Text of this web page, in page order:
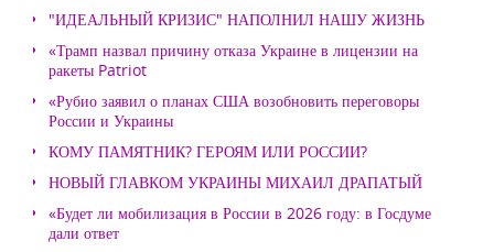
"ИДЕАЛЬНЫЙ КРИЗИС" НАПОЛНИЛ НАШУ ЖИЗНЬ
«Трамп назвал причину отказа Украине в лицензии на
ракеты Patriot
«Рубио заявил о планах США возобновить переговоры
России и Украины
КОМУ ПАМЯТНИК? ГЕРОЯМ ИЛИ РОССИИ?
НОВЫЙ ГЛАВКОМ УКРАИНЫ МИХАИЛ ДРАПАТЫЙ
«Будет ли мобилизация в России в 2026 году: в Госдуме
дали ответ